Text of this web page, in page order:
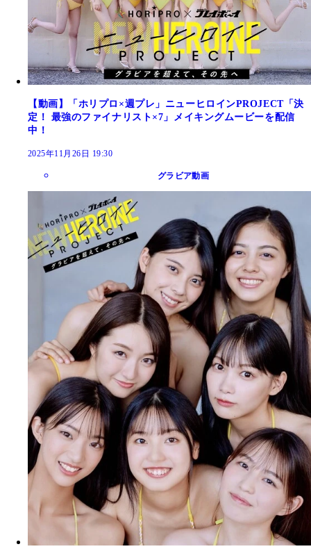
【動画】「ホリプロ×週プレ」ニューヒロインPROJECT「決
定！ 最強のファイナリスト×7」メイキングムービーを配信
中！
2025年11月26日 19:30
グラビア動画